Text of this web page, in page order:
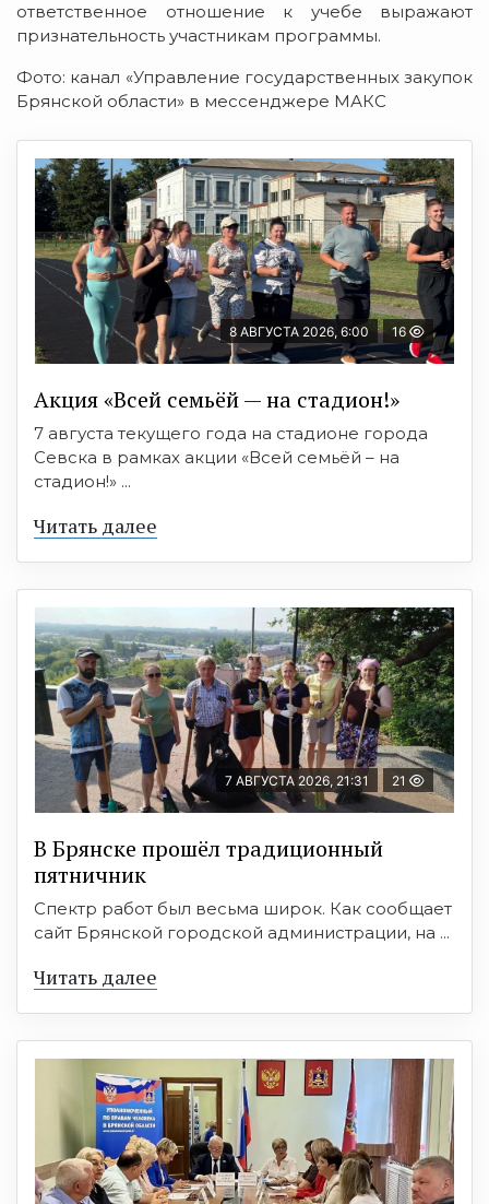
ответственное отношение к учебе выражают
признательность участникам программы.
Фото: канал «Управление государственных закупок
Брянской области» в мессенджере МАКС
8 АВГУСТА 2026, 6:00 16
Акция «Всей семьёй — на стадион!»
7 августа текущего года на стадионе города
Севска в рамках акции «Всей семьёй – на
стадион!» ...
Читать далее
7 АВГУСТА 2026, 21:31 21
В Брянске прошёл традиционный
пятничник
Спектр работ был весьма широк. Как сообщает
сайт Брянской городской администрации, на ...
Читать далее